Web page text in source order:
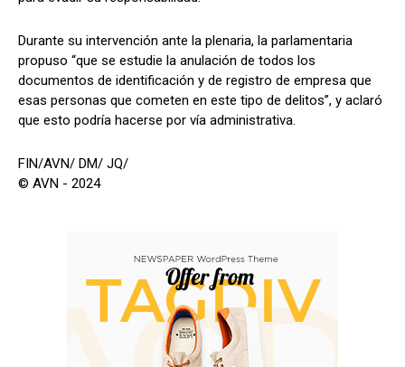
Durante su intervención ante la plenaria, la parlamentaria
propuso “que se estudie la anulación de todos los
documentos de identificación y de registro de empresa que
esas personas que cometen en este tipo de delitos”, y aclaró
que esto podría hacerse por vía administrativa.
FIN/AVN/ DM/ JQ/
© AVN - 2024